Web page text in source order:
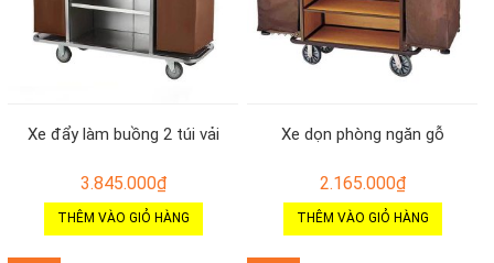
Xe đẩy làm buồng 2 túi vải
3.845.000₫
THÊM VÀO GIỎ HÀNG
Xe dọn phòng ngăn gỗ
2.165.000₫
THÊM VÀO GIỎ HÀNG